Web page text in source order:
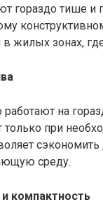
гораздо тише и
в жилых зонах,
на
только при
среду.
компактность